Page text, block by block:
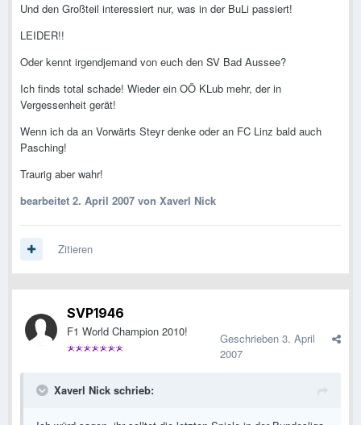
Und den Großteil interessiert nur, was in der BuLi passiert!
LEIDER!!
Oder kennt irgendjemand von euch den SV Bad Aussee?
Ich finds total schade! Wieder ein OÖ KLub mehr, der in
Vergessenheit gerät!
Wenn ich da an Vorwärts Steyr denke oder an FC Linz bald auch
Pasching!
Traurig aber wahr!
bearbeitet 2. April 2007 von Xaverl Nick
Zitieren
SVP1946
F1 World Champion 2010! Geschrieben 3. April
2007
Xaverl Nick schrieb: